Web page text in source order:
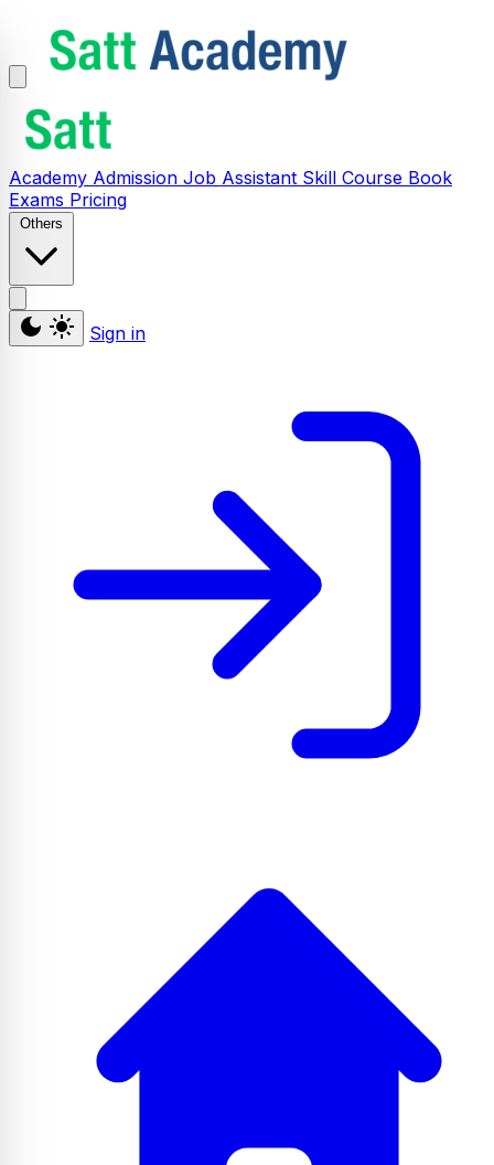
Academy Admission Job Assistant Skill Course Book
Exams Pricing
Others
Sign in